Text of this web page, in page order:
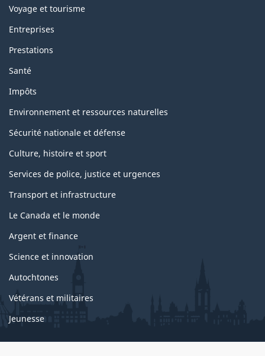
Voyage et tourisme
Entreprises
Prestations
Santé
Impôts
Environnement et ressources naturelles
Sécurité nationale et défense
Culture, histoire et sport
Services de police, justice et urgences
Transport et infrastructure
Le Canada et le monde
Argent et finance
Science et innovation
Autochtones
Vétérans et militaires
Jeunesse